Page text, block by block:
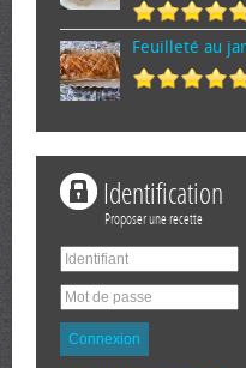
Feuilleté au
Identification
Proposer une recette
Connexion